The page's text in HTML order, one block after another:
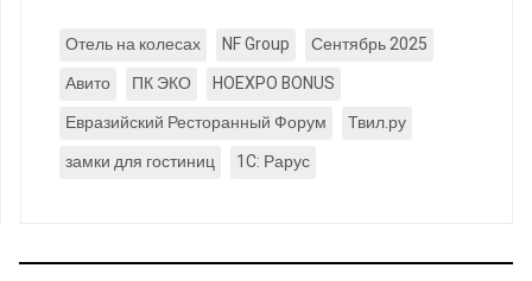
Отель на колесах NF Group
Сентябрь 2025
Авито
ПК ЭКО
HOEXPO BONUS
Евразийский Ресторанный Форум
Твил.ру
замки для гостиниц
1C: Рарус